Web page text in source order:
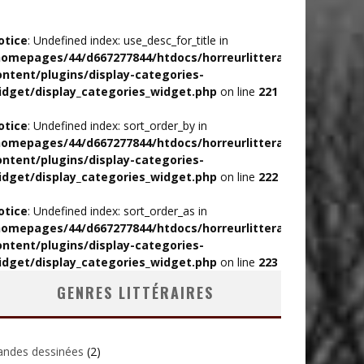
: Undefined index: use_desc_for_title in
44/d667277844/htdocs/horreurlitteraire/wp-
plugins/display-categories-
display_categories_widget.php on line 221
: Undefined index: sort_order_by in
44/d667277844/htdocs/horreurlitteraire/wp-
plugins/display-categories-
display_categories_widget.php on line 222
: Undefined index: sort_order_as in
44/d667277844/htdocs/horreurlitteraire/wp-
plugins/display-categories-
display_categories_widget.php on line 223
GENRES LITTÉRAIRES
dessinées (2)